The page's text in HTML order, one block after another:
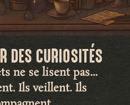
DES CURIOSITÉS
ne se lisent pas…
Ils veillent. Ils